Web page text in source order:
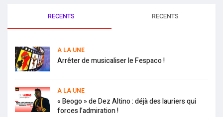
RECENTS RECENTS
A LA UNE
Arrêter de musicaliser le Fespaco !
A LA UNE
« Beogo » de Dez Altino : déjà des lauriers qui
forces l’admiration !